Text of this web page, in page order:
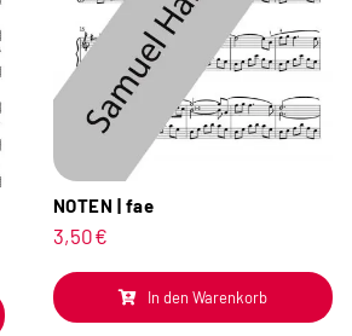
NOTEN | fae
3,50€
In den Warenkorb